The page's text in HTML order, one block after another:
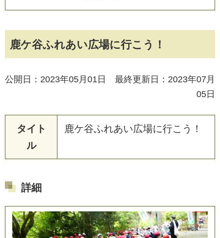
鹿ケ谷ふれあい広場に行こう！
公開日：2023年05月01日 最終更新日：2023年07月
05日
タイト
ル
鹿ケ谷ふれあい広場に行こ う ！
詳細